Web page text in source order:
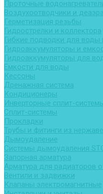
Проточные
Воздухоотводчики и
Герметизация резьбы
Гидрострелки и коллектора
Гибкие подводки для воды
Гидроаккумуляторы и
Гидроаккумуляторы для
Емкости для воды
Кессоны
Дренажная система
Кондиционеры
Инверторные сплит-
Сплит-системы
Прокладки
Трубы и фитинги из
Дымоудаление
Системы дымоудаления
Запорная арматура
Арматура для радиаторов
Вентили и задвижки
Клапаны электромагнитные